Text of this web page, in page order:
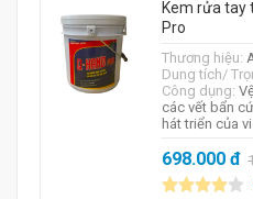
Kem rửa tay
Pro
Thương hiệu:
Dung tích/
Công dụng:
các vết bẩn
hát triển của
698.000 đ